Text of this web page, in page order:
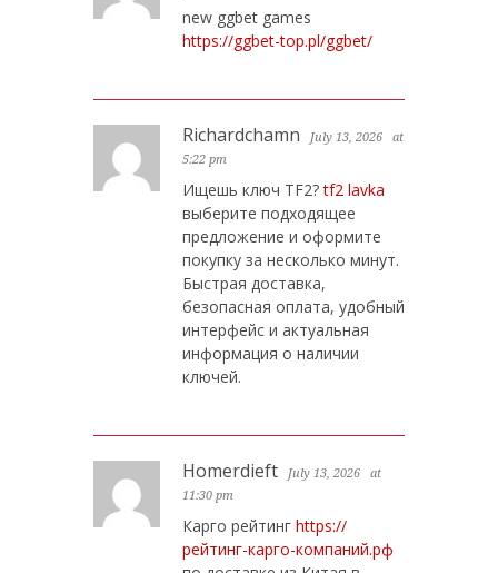
new ggbet games
https://ggbet-top.pl/ggbet/
Richardchamn July 13, 2026
at
5:22 pm
Ищешь ключ TF2?tf2 lavka
выберите подходящее
предложение и оформите
покупку за несколько минут.
Быстрая доставка,
безопасная оплата, удобный
интерфейс и актуальная
информация о наличии
ключей.
Homerdieft July 13, 2026
at
11:30 pm
Карго рейтинг https://
рейтинг-карго-компаний.рф